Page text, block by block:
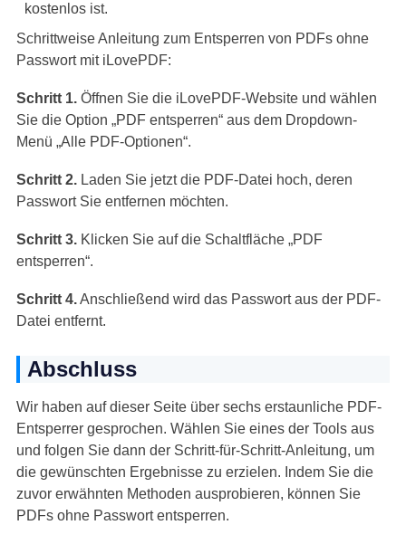
kostenlos ist.
Schrittweise Anleitung zum Entsperren von PDFs ohne
Passwort mit iLovePDF:
Schritt 1.Öffnen Sie die iLovePDF-Website und wählen
Sie die Option „PDF entsperren“ aus dem Dropdown-
Menü „Alle PDF-Optionen“.
Schritt 2.Laden Sie jetzt die PDF-Datei hoch, deren
Passwort Sie entfernen möchten.
Schritt 3.Klicken Sie auf die Schaltfläche „PDF
entsperren“.
Schritt 4.Anschließend wird das Passwort aus der PDF-
Datei entfernt.
Abschluss
Wir haben auf dieser Seite über sechs erstaunliche PDF-
Entsperrer gesprochen. Wählen Sie eines der Tools aus
und folgen Sie dann der Schritt-für-Schritt-Anleitung, um
die gewünschten Ergebnisse zu erzielen. Indem Sie die
zuvor erwähnten Methoden ausprobieren, können Sie
PDFs ohne Passwort entsperren.